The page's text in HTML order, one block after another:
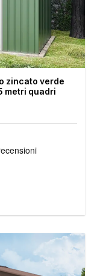
zincato verde
metri quadri